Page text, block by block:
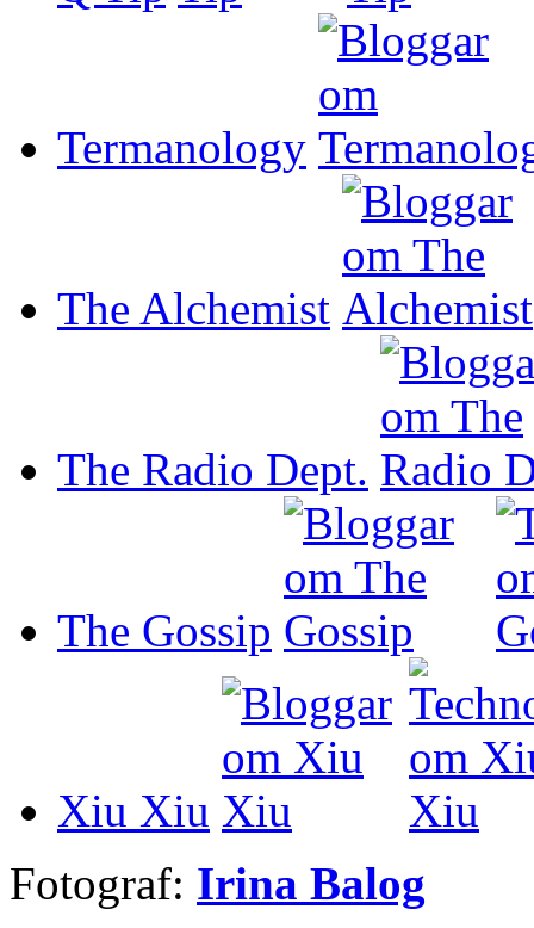
Termanology
The Alchemist
The Radio Dept.
The Gossip
Xiu Xiu
Fotograf: Irina Balog